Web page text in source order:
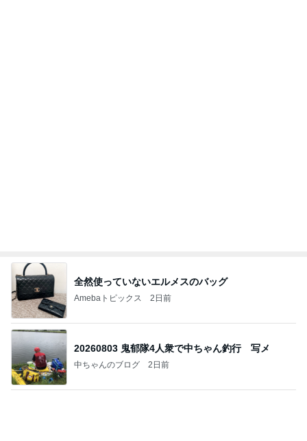
今日の服装 ブログ読んでくれてて嬉しい瞬間。
移植後なのに胸が張らず痛くないこと